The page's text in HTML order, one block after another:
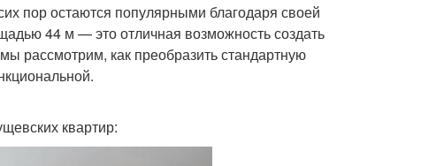
пор остаются популярными благодаря своей
44 м — это отличная возможность создать
рассмотрим, как преобразить стандартную
квартир: